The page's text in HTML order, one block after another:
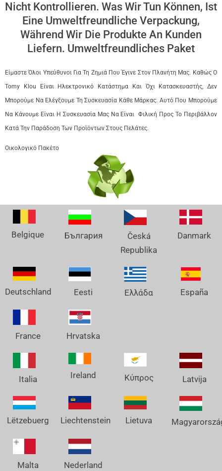
Nicht Kontrollieren. Was Wir Tun Können, Ist
Eine Umweltfreundliche Verpackung,
Während Wir Die Produkte An Kunden
Liefern. Umweltfreundliches Paket
Είμαστε Όλοι Υπεύθυνοι Για Τη Ζημιά Που Έγινε Στον Πλανήτη Μας. Καθώς Ο
Tomy Klou Είναι Ηλεκτρονικό Κατάστημα Και Όχι Κατασκευαστής, Δεν
Μπορούμε Να Ελέγξουμε Τη Συσκευασία Κάθε Μάρκας. Αυτό Που Μπορούμε
Να Κάνουμε Είναι Η Συσκευασία Μας Να Είναι Φιλική Προς Το Περιβάλλον
Κατά Την Παράδοση Των Προϊόντων Στους Πελάτες.
Οικολογικό Πακέτο
Belgique България
Česká
Republika
Danmark
Deutschland Eesti Ελλάδα España
France Hrvatska
Italia Ireland Κύπρος Latvija
Lëtzebuerg Liechtenstein Lietuva
Malta Nederland